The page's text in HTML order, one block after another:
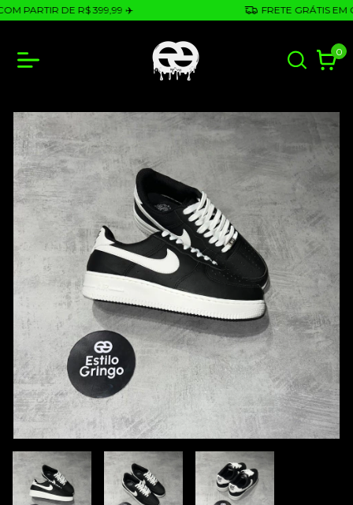
PARTIR DE R$ 399,99 ✈️ FRETE GRÁTIS EM
0